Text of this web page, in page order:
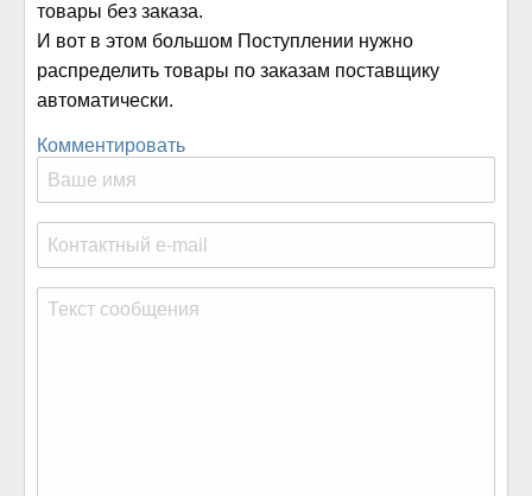
товары без заказа.
И вот в этом большом Поступлении нужно
распределить товары по заказам поставщику
автоматически.
Комментировать